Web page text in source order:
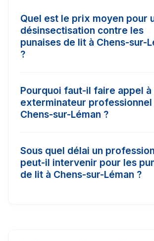
Quel est le prix moyen pour
désinsectisation contre les
punaises de lit à Chens-sur-
?
varie selon l'ampleur de l'infestation
surface à traiter. En moyenne, les
constatés dans la région varient
Pourquoi faut-il faire appel à
exterminateur professionnel
Chens-sur-Léman ?
classique à Chens-sur-Léman n'ont
concentration nécessaire (produits
pour détruire les nids ou les œufs.
Sous quel délai un
peut-il intervenir pour les
de lit à Chens-sur-Léman ?